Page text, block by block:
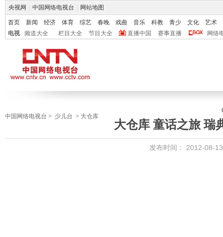
央视网 中国网络电视台 网站地图
首页 新闻 经济 体育 综艺 春晚 戏曲 音乐 科教 青少 文化
艺术
电视
频道大全 栏目大全 节目大全 直播中国 赛事直播 网络
中国网络电视台 > 少儿台 > 大仓库
大仓库 童话之旅 瑞
发布时间： 2012-08-